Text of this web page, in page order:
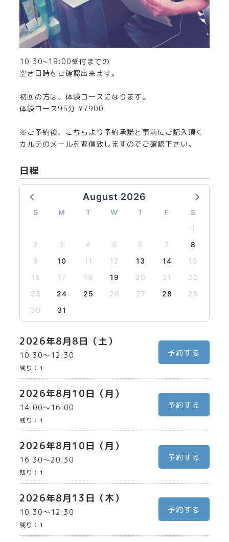
10:30~19:00受付までの
空き日時をご確認出来ます。
初回の方は、体験コースになります。
体験コース95分 ¥7900
※ご予約後、こちらより予約承諾と事前にご記入頂く
カルテのメールを返信致しますのでご確認下さい。
日程
August 2026
S M T W T F
S
1
2
3 4 5 6 7
8
9
10 11 12 13 14
15
16
17 18 19 20 21
22
23
24 25 26 27 28
29
30
31
2026年8月8日（土）
10:30〜12:30
残り： 1
予約する
2026年8月10日（月）
14:00〜16:00
残り： 1
予約する
2026年8月10日（月）
16:30〜20:30
残り： 1
予約する
2026年8月13日（木）
10:30〜12:30
残り： 1
予約する